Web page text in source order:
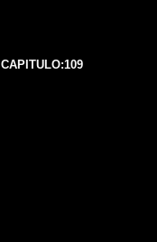
CAPITULO:109